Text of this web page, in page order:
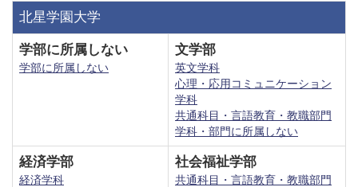
北星学園大学
学部に所属しない
学部に所属しない
文学部
英文学科
心理・応用コミュニケーション
学科
共通科目・言語教育・教職部門
学科・部門に所属しない
経済学部
経済学科
社会福祉学部
共通科目・言語教育・教職部門